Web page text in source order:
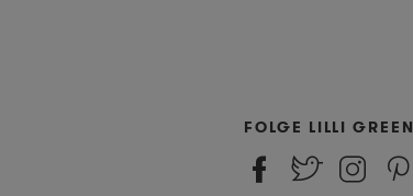
FOLGE LILLI GREEN